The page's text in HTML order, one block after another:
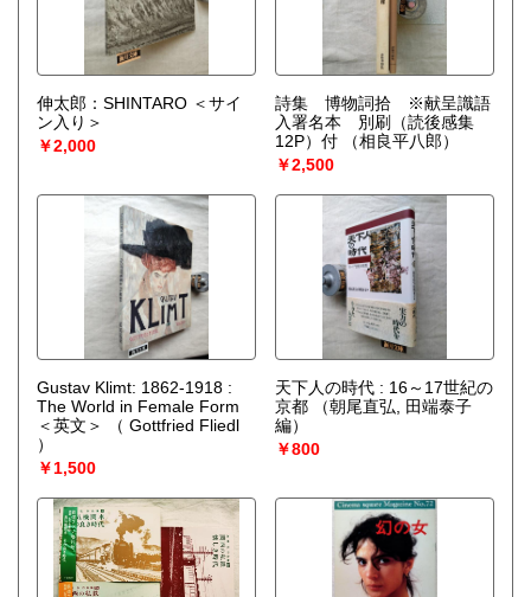
伸太郎：SHINTARO ＜サイ
ン入り＞
￥2,000
詩集 博物詞拾 ※献呈識語
入署名本 別刷（読後感集
12P）付
（相良平八郎）
￥2,500
Gustav Klimt: 1862-1918 :
The World in Female Form
＜英文＞
（ Gottfried Fliedl
）
￥1,500
天下人の時代 : 16～17世紀の
京都
（朝尾直弘, 田端泰子
編）
￥800